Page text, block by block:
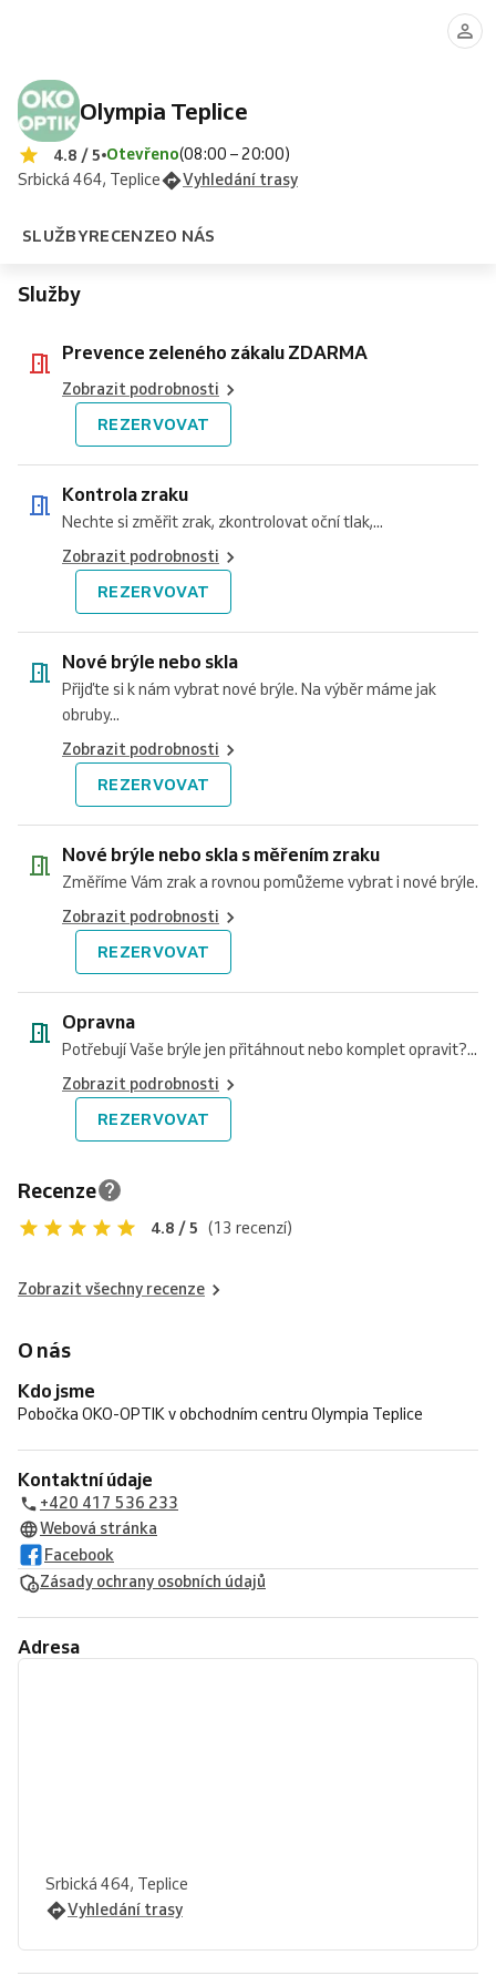
Olympia Teplice
4.8 / 5 Otevřeno(08:00 – 20:00)
Srbická 464, Teplice
Vyhledání trasy
SLUŽBYRECENZEO NÁS
Služby
Prevence zeleného zákalu ZDARMA
Zobrazit podrobnosti
REZERVOVAT
Kontrola zraku
Nechte si změřit zrak, zkontrolovat oční tlak,...
Zobrazit podrobnosti
REZERVOVAT
Nové brýle nebo skla
Přijďte si k nám vybrat nové brýle. Na výběr máme jak
obruby...
Zobrazit podrobnosti
REZERVOVAT
s
měřením
zraku
Nové brýle nebo skla s měřením zraku
Změříme Vám zrak a rovnou pomůžeme vybrat i nové brýle.
Zobrazit podrobnosti
REZERVOVAT
Opravna
Potřebují Vaše brýle jen přitáhnout nebo komplet opravit?...
Zobrazit podrobnosti
REZERVOVAT
Recenze
4.8 / 5 (13 recenzí)
Zobrazit všechny recenze
O nás
Kdo jsme
Pobočka OKO-OPTIK v obchodním centru Olympia Teplice
Kontaktní údaje
+420 417 536 233
Webová stránka
Facebook
Zásady ochrany osobních údajů
Adresa
Srbická 464, Teplice
Vyhledání trasy